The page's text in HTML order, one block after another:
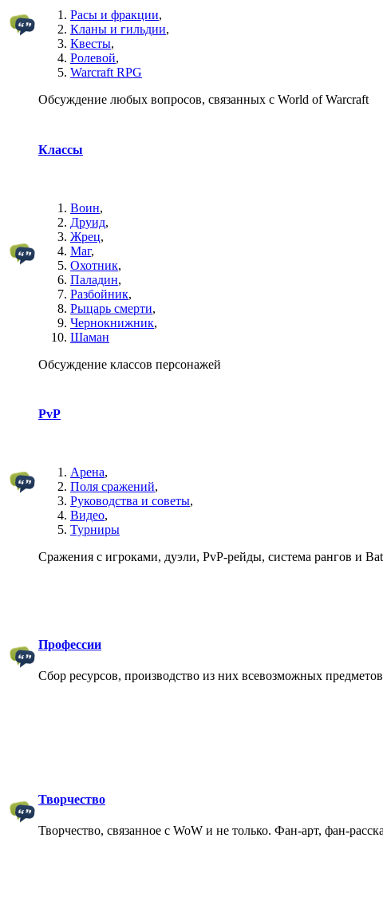
Расы и фракции,
Кланы и гильдии,
Квесты,
Ролевой,
Warcraft RPG
Обсуждение любых вопросов, связанных с World of Warcraft
Классы
Воин,
Друид,
Жрец,
Маг,
Охотник,
Паладин,
Разбойник,
Рыцарь смерти,
Чернокнижник,
Шаман
Обсуждение классов персонажей
PvP
Арена,
Поля сражений,
Руководства и советы,
Видео,
Турниры
Сражения с игроками, дуэли, PvP-рейды, система рангов и
Профессии
Сбор ресурсов, производство из них всевозможных
Творчество
Творчество, связанное с WoW и не только. Фан-арт, фан-